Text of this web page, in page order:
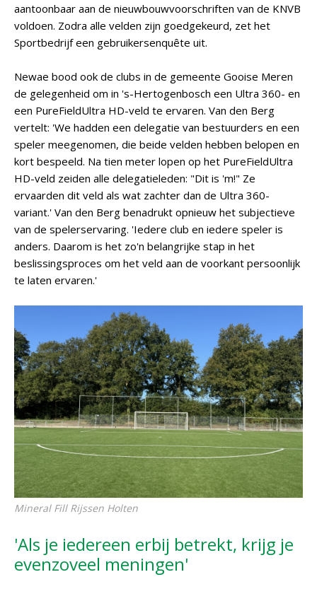
aantoonbaar aan de nieuwbouwvoorschriften van de KNVB
voldoen. Zodra alle velden zijn goedgekeurd, zet het
Sportbedrijf een gebruikersenquête uit.
Newae bood ook de clubs in de gemeente Gooise Meren
de gelegenheid om in 's-Hertogenbosch een Ultra 360- en
een PureFieldUltra HD-veld te ervaren. Van den Berg
vertelt: 'We hadden een delegatie van bestuurders en een
speler meegenomen, die beide velden hebben belopen en
kort bespeeld. Na tien meter lopen op het PureFieldUltra
HD-veld zeiden alle delegatieleden: "Dit is 'm!" Ze
ervaarden dit veld als wat zachter dan de Ultra 360-
variant.' Van den Berg benadrukt opnieuw het subjectieve
van de spelerservaring. 'Iedere club en iedere speler is
anders. Daarom is het zo'n belangrijke stap in het
beslissingsproces om het veld aan de voorkant persoonlijk
te laten ervaren.'
Mineral Fill Rijssen Holten
'Als je iedereen erbij betrekt, krijg je
evenzoveel meningen'